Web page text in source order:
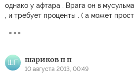
однако у афтара . Врага он в
, и требует проценты . ( а может
ШП шариков п п
10 августа 2013, 00:49